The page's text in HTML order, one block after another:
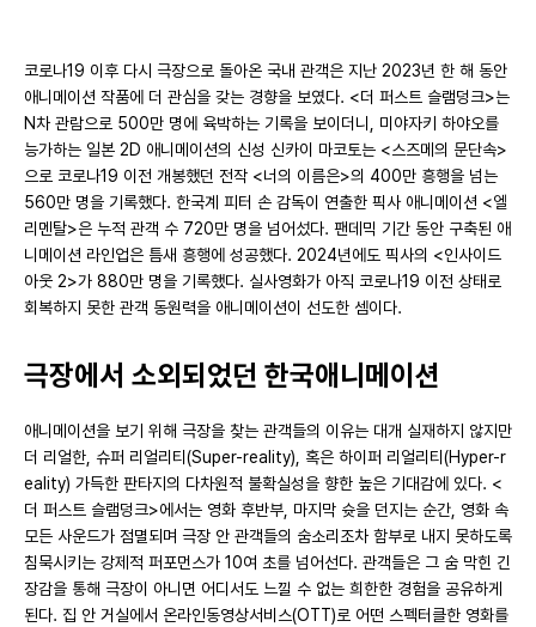
코로나19 이후 다시 극장으로 돌아온 국내 관객은 지난 2023년 한 해 동안
애니메이션 작품에 더 관심을 갖는 경향을 보였다. <더 퍼스트 슬램덩크>는
N차 관람으로 500만 명에 육박하는 기록을 보이더니, 미야자키 하야오를
능가하는 일본 2D 애니메이션의 신성 신카이 마코토는 <스즈메의 문단속>
으로 코로나19 이전 개봉했던 전작 <너의 이름은>의 400만 흥행을 넘는
560만 명을 기록했다. 한국계 피터 손 감독이 연출한 픽사 애니메이션 <엘
리멘탈>은 누적 관객 수 720만 명을 넘어섰다. 팬데믹 기간 동안 구축된 애
니메이션 라인업은 틈새 흥행에 성공했다. 2024년에도 픽사의 <인사이드
아웃 2>가 880만 명을 기록했다. 실사영화가 아직 코로나19 이전 상태로
회복하지 못한 관객 동원력을 애니메이션이 선도한 셈이다.
극장에서 소외되었던 한국애니메이션
애니메이션을 보기 위해 극장을 찾는 관객들의 이유는 대개 실재하지 않지만
더 리얼한, 슈퍼 리얼리티(Super-reality), 혹은 하이퍼 리얼리티(Hyper-r
eality) 가득한 판타지의 다차원적 불확실성을 향한 높은 기대감에 있다. <
더 퍼스트 슬램덩크>에서는 영화 후반부, 마지막 슛을 던지는 순간, 영화 속
모든 사운드가 점멸되며 극장 안 관객들의 숨소리조차 함부로 내지 못하도록
침묵시키는 강제적 퍼포먼스가 10여 초를 넘어선다. 관객들은 그 숨 막힌 긴
장감을 통해 극장이 아니면 어디서도 느낄 수 없는 희한한 경험을 공유하게
된다. 집 안 거실에서 온라인동영상서비스(OTT)로 어떤 스펙터클한 영화를